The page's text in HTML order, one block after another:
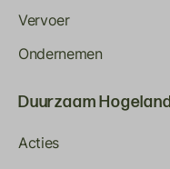
Vervoer
Ondernemen
Duurzaam Hogeland
Acties